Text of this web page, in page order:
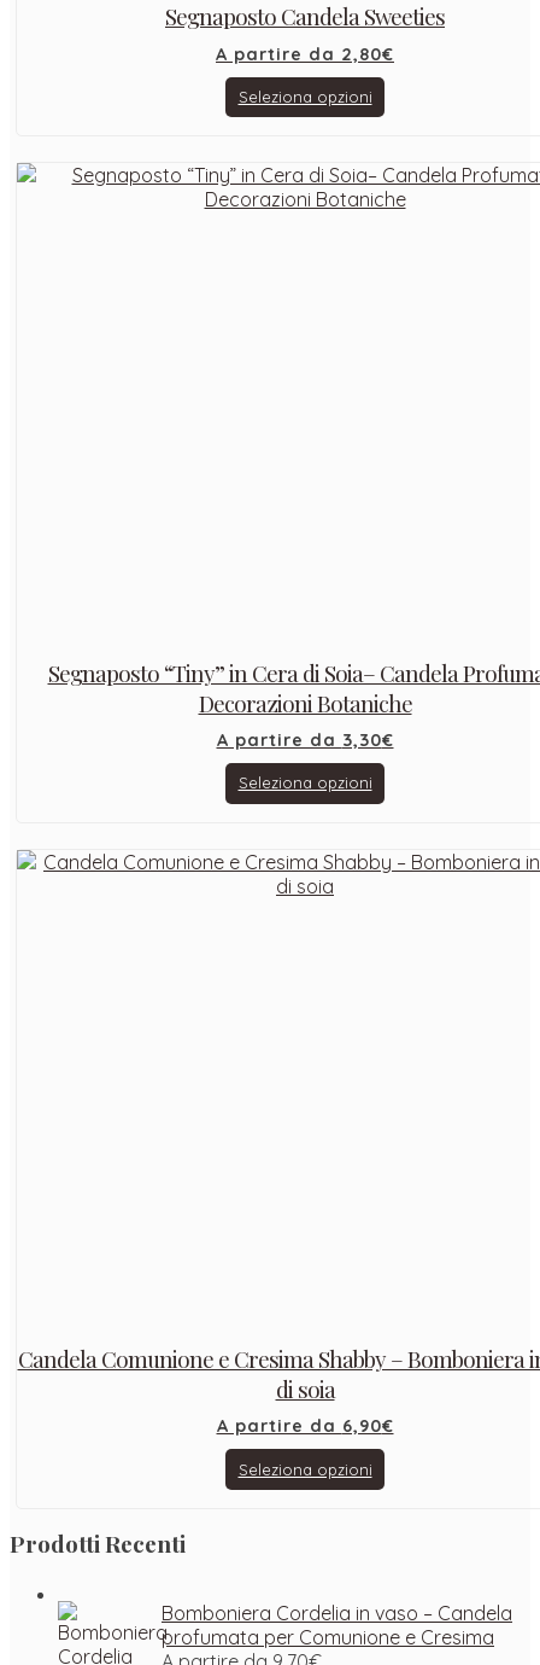
Segnaposto Candela Sweeties
A partire da 2,80€
Seleziona opzioni
Segnaposto “Tiny” in Cera di Soia– Candela
Decorazioni Botaniche
A partire da 3,30€
Seleziona opzioni
Candela Comunione e Cresima Shabby – Bomboniera
di soia
A partire da 6,90€
Seleziona opzioni
Prodotti Recenti
Bomboniera Cordelia in vaso – Candela
profumata per Comunione e Cresima